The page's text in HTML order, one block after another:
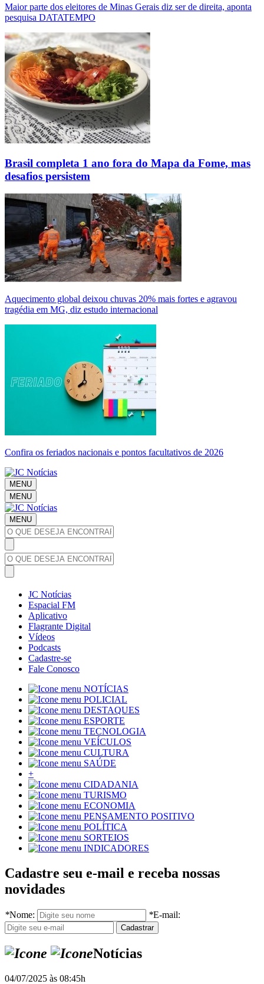
Maior parte dos eleitores de Minas Gerais diz ser de direita, aponta
pesquisa DATATEMPO
Brasil completa 1 ano fora do Mapa da Fome, mas
desafios persistem
Aquecimento global deixou chuvas 20% mais fortes e agravou
tragédia em MG, diz estudo internacional
Confira os feriados nacionais e pontos facultativos de 2026
MENU
MENU
MENU
JC Notícias
Espacial FM
Aplicativo
Flagrante Digital
Vídeos
Podcasts
Cadastre-se
Fale Conosco
NOTÍCIAS
POLICIAL
DESTAQUES
ESPORTE
TECNOLOGIA
VEÍCULOS
CULTURA
SAÚDE
+
CIDADANIA
TURISMO
ECONOMIA
PENSAMENTO POSITIVO
POLÍTICA
SORTEIOS
INDICADORES
Cadastre seu e-mail e receba nossas
novidades
*Nome: *E-mail:
Notícias
04/07/2025 às 08:45h